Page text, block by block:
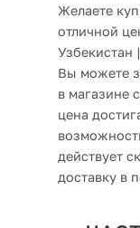
Желаете
отличной
Узбекистан
Вы можете
в магазине
цена
действует
доставку в